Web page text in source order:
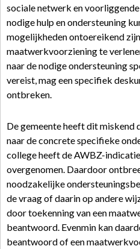
sociale netwerk en
nodige hulp en ondersteuning
mogelijkheden ontoereikend
maatwerkvoorziening te
naar de nodige ondersteuning
vereist, mag een specifiek
ontbreken.
De gemeente heeft dit miskend
naar de concrete specifieke
college heeft de AWBZ-
overgenomen. Daardoor
noodzakelijke
de vraag of daarin op andere
door toekenning van een
beantwoord. Evenmin kan
beantwoord of een